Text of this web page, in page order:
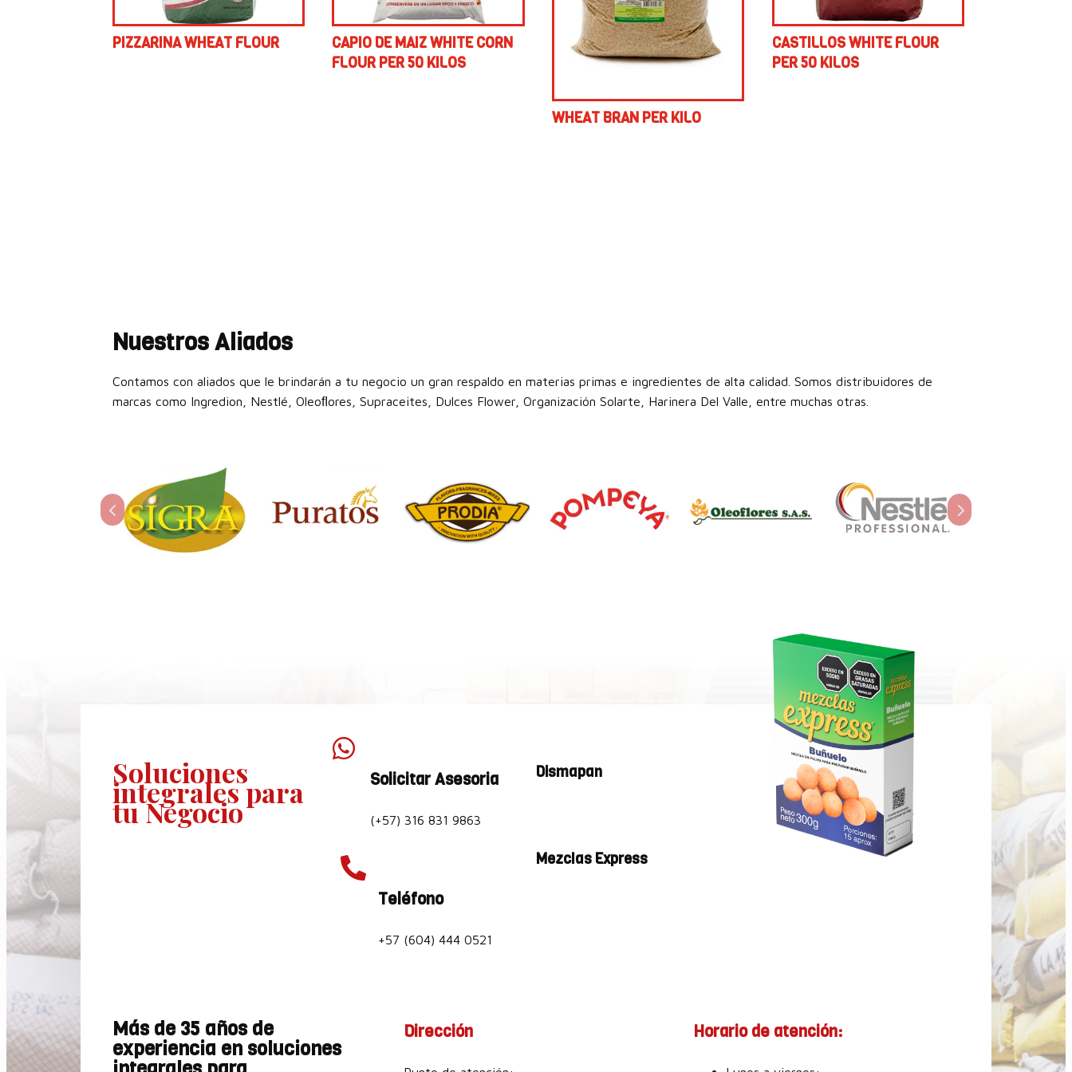
PIZZARINA WHEAT FLOUR
CAPIO DE MAIZ WHITE CORN
FLOUR PER 50 KILOS
WHEAT BRAN PER KILO
CASTILLOS WHITE FLOUR
PER 50 KILOS
Nuestros Aliados
Contamos con aliados que le brindarán a tu negocio un gran respaldo en materias primas e ingredientes de alta calidad. Somos distribuidores de
marcas como Ingredion, Nestlé, Oleoﬂores, Supraceites, Dulces Flower, Organización Solarte, Harinera Del Valle, entre muchas otras.
Soluciones
integralespara
tu Negocio

Solicitar Asesoria
(+57) 316 831 9863

Teléfono
+57 (604) 444 0521
Dismapan
Mezclas Express
Más de 35 años de
experiencia en soluciones
Dirección Horario de atención: